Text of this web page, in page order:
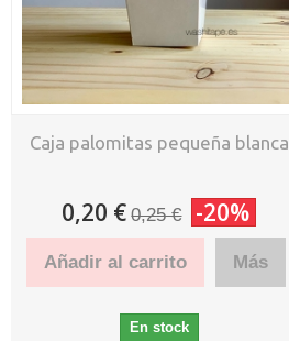
Caja palomitas pequeña blanca
0,20 € 0,25 € -20%
Añadir al carrito Más
En stock